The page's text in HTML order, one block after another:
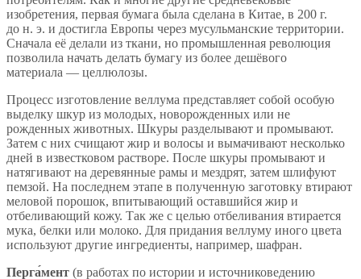
изобретения, первая бумага была сделана в Китае, в 200 г.
до н. э. и достигла Европы через мусульманские территории.
Сначала её делали из ткани, но промышленная революция
позволила начать делать бумагу из более дешёвого
материала — целлюлозы.
Процесс изготовление веллума представляет собой особую
выделку шкур из молодых, новорожденных или не
рожденных животных. Шкуры разделывают и промывают.
Затем с них счищают жир и волосы и вымачивают несколько
дней в известковом растворе. После шкуры промывают и
натягивают на деревянные рамы и мездрят, затем шлифуют
пемзой. На последнем этапе в полученную заготовку втирают
меловой порошок, впитывающий оставшийся жир и
отбеливающий кожу. Так же с целью отбеливания втирается
мука, белки или молоко. Для придания веллуму иного цвета
используют другие ингредиенты, например, шафран.
Перга́мент (в работах по истории и источниковедению